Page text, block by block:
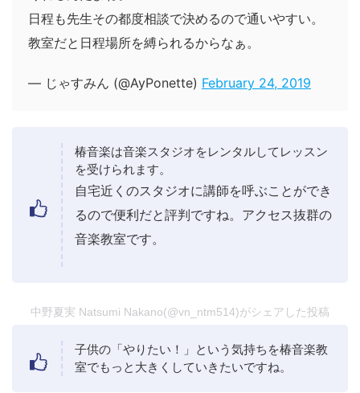
日程も先生その都度相談で決めるので通いやすい。
教室だと日程場所を縛られるからなぁ。
— じゃすみん (@AyPonette) February 24, 2019
椿音楽は音楽スタジオをレンタルしてレッスン
を受けられます。
自宅近くのスタジオに講師を呼ぶことができ
るので便利だと評判ですね。アクセス抜群の
音楽教室です。
中野夏実 Natsumi Nakano(@vn_ntm514)がシェアした投稿
子供の「やりたい！」という気持ちを椿音楽教
室でもっと大きくしていきたいですね。